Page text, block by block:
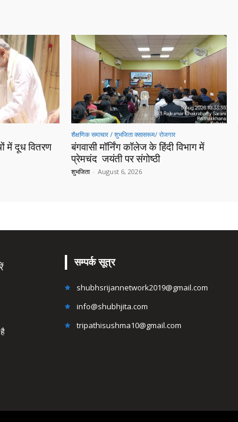
में दूध वितरण
शैक्षणिक समाचार / शुभजिता क्सासरूम/ रोजगार
बंगवासी मॉर्निंग कॉलेज के हिंदी विभाग में
प्रेमचंद जयंती पर संगोष्ठी
शुभजिता - August 6, 2026
सम्पर्क सूत्र
shubhsrijannetwork2019@gmail.com
info@shubhjita.com
tripathisushma10@gmail.com